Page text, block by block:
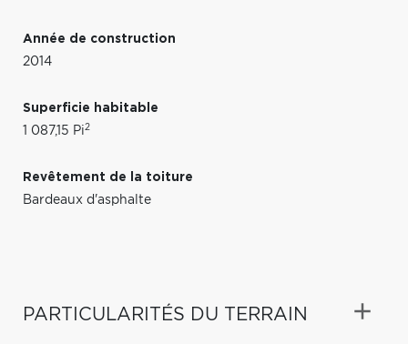
Année de construction
2014
Superficie habitable
1 087,15 Pi2
Revêtement de la toiture
Bardeaux d'asphalte
PARTICULARITÉS DU TERRAIN